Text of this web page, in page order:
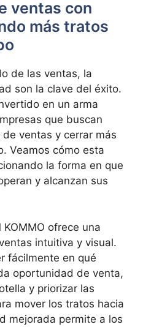
ventas con
más tratos
de las ventas, la
son la clave del éxito.
en un arma
que buscan
ventas y cerrar más
Veamos cómo esta
la forma en que
y alcanzan sus
KOMMO ofrece una
intuitiva y visual.
fácilmente en qué
oportunidad de venta,
y priorizar las
mover los tratos hacia
mejorada permite a los